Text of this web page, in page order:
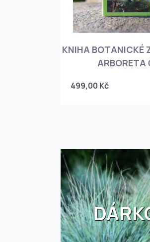
KNIHA BOTANICKÉ
ARBORETA
499,00 Kč